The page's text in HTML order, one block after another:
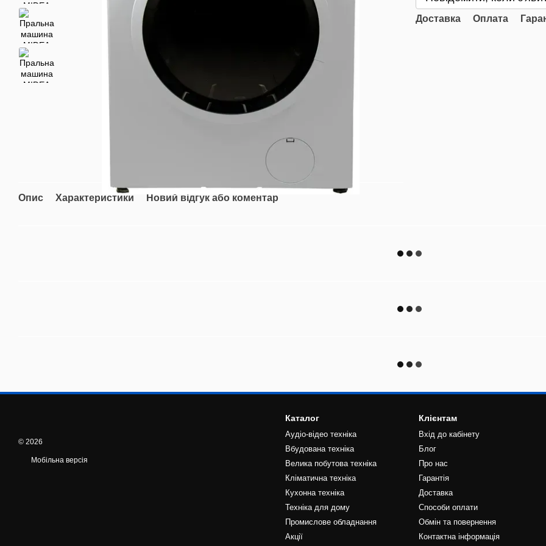
Опис Характеристики Новий відгук або коментар
Доставка Оплата
© 2026
Мобільна версія
Каталог
Аудіо-відео техніка
Вбудована техніка
Велика побутова техніка
Кліматична техніка
Кухонна техніка
Техніка для дому
Промислове обладнання
Акції
Клієнтам
Вхід до кабінету
Блог
Про нас
Гарантія
Доставка
Способи оплати
Обмін та повернення
Контактна інформація